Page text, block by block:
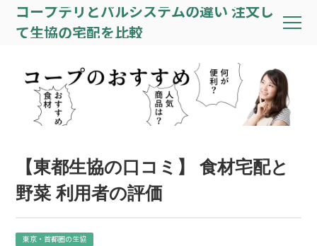
コープデリとパルシステムの違い 注文し
て生協の宅配を比較
【東都生協の口コミ】 食材宅配と
野菜 利用者の評価
東京・首都圏の生協